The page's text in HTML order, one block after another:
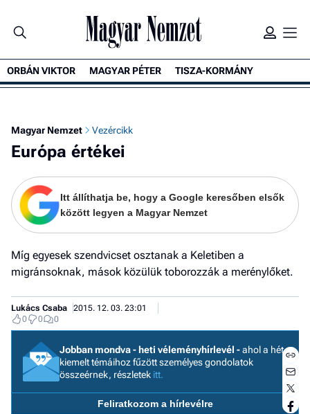
ORBÁN VIKTOR MAGYAR PÉTER TISZA-KORMÁNY
Magyar Nemzet Vezércikk
Európa értékei
Itt állíthatja be, hogy a Google keresőben elsők
között legyen a Magyar Nemzet
Míg egyesek szendvicset osztanak a Keletiben a
migránsoknak, mások közülük toborozzák a merénylőket.
Lukács Csaba
2015. 12. 03. 23:01
0
0 0
Jobban mondva - heti véleményhírlevél -ahol a hét
kiemelt témáihoz fűzött személyes gondolatok
összeérnek, részletek itt.
Feliratkozom a hírlevélre